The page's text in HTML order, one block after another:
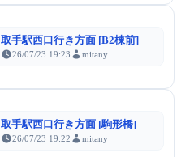
取手駅西口行き方面 [B2棟前]
26/07/23 19:23 mitany
取手駅西口行き方面 [駒形橋]
26/07/23 19:22 mitany